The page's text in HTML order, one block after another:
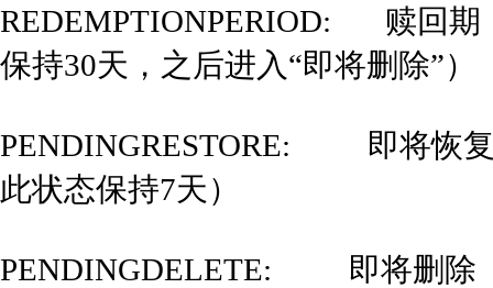
REDEMPTIONPERIOD: 赎回
保持30天，之后进入“即将删除”）
PENDINGRESTORE: 即将恢复
此状态保持7天）
PENDINGDELETE: 即将删除